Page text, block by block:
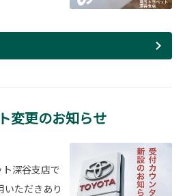
変更のお知らせ
深谷支店で
いただきあり